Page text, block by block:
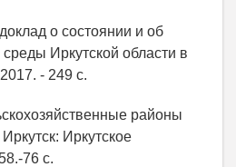
о состоянии и об
Иркутской области в
- 249 с.
районы
Иркутское
76 с.